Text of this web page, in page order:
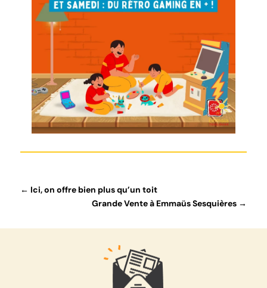
← Ici, on offre bien plus qu’un toit
Grande Vente à Emmaüs Sesquières →